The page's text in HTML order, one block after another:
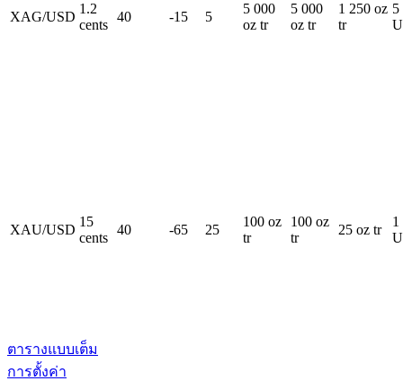
XAG/USD
1.2
cents
40 -15 5
5 000
oz tr
5 000
oz tr
1 250 oz
tr
5
XAU/USD
15
cents
40 -65 25
100 oz
tr
100 oz
tr
25 oz tr
1
ตารางแบบเต็ม
การตั้งค่า